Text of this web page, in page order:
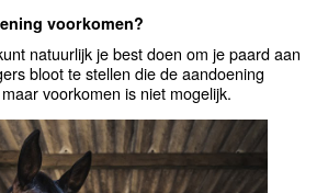
voorkomen?
natuurlijk je best doen om je paard aan
bloot te stellen die de aandoening
voorkomen is niet mogelijk.